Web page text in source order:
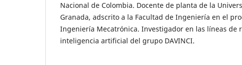
Nacional de Colombia. Docente de planta de la
Granada, adscrito a la Facultad de Ingeniería en el
Ingeniería Mecatrónica. Investigador en las líneas de
inteligencia artificial del grupo DAVINCI.